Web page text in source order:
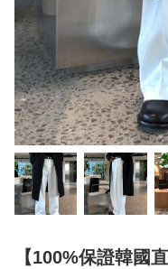
【100%保證韓國